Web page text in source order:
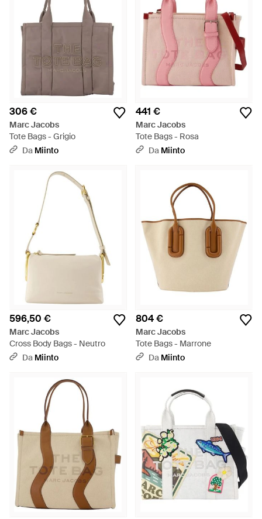
306 €
Marc Jacobs
Tote Bags - Grigio
Da Miinto
441 €
Marc Jacobs
Tote Bags - Rosa
Da Miinto
596,50 €
Marc Jacobs
Cross Body Bags - Neutro
Da Miinto
804 €
Marc Jacobs
Tote Bags - Marrone
Da Miinto